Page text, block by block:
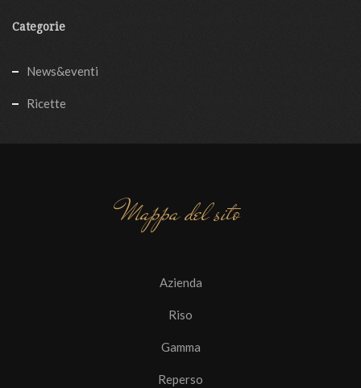
Categorie
News&eventi
Ricette
Mappa del sito
Azienda
Riso
Gamma
Reperso